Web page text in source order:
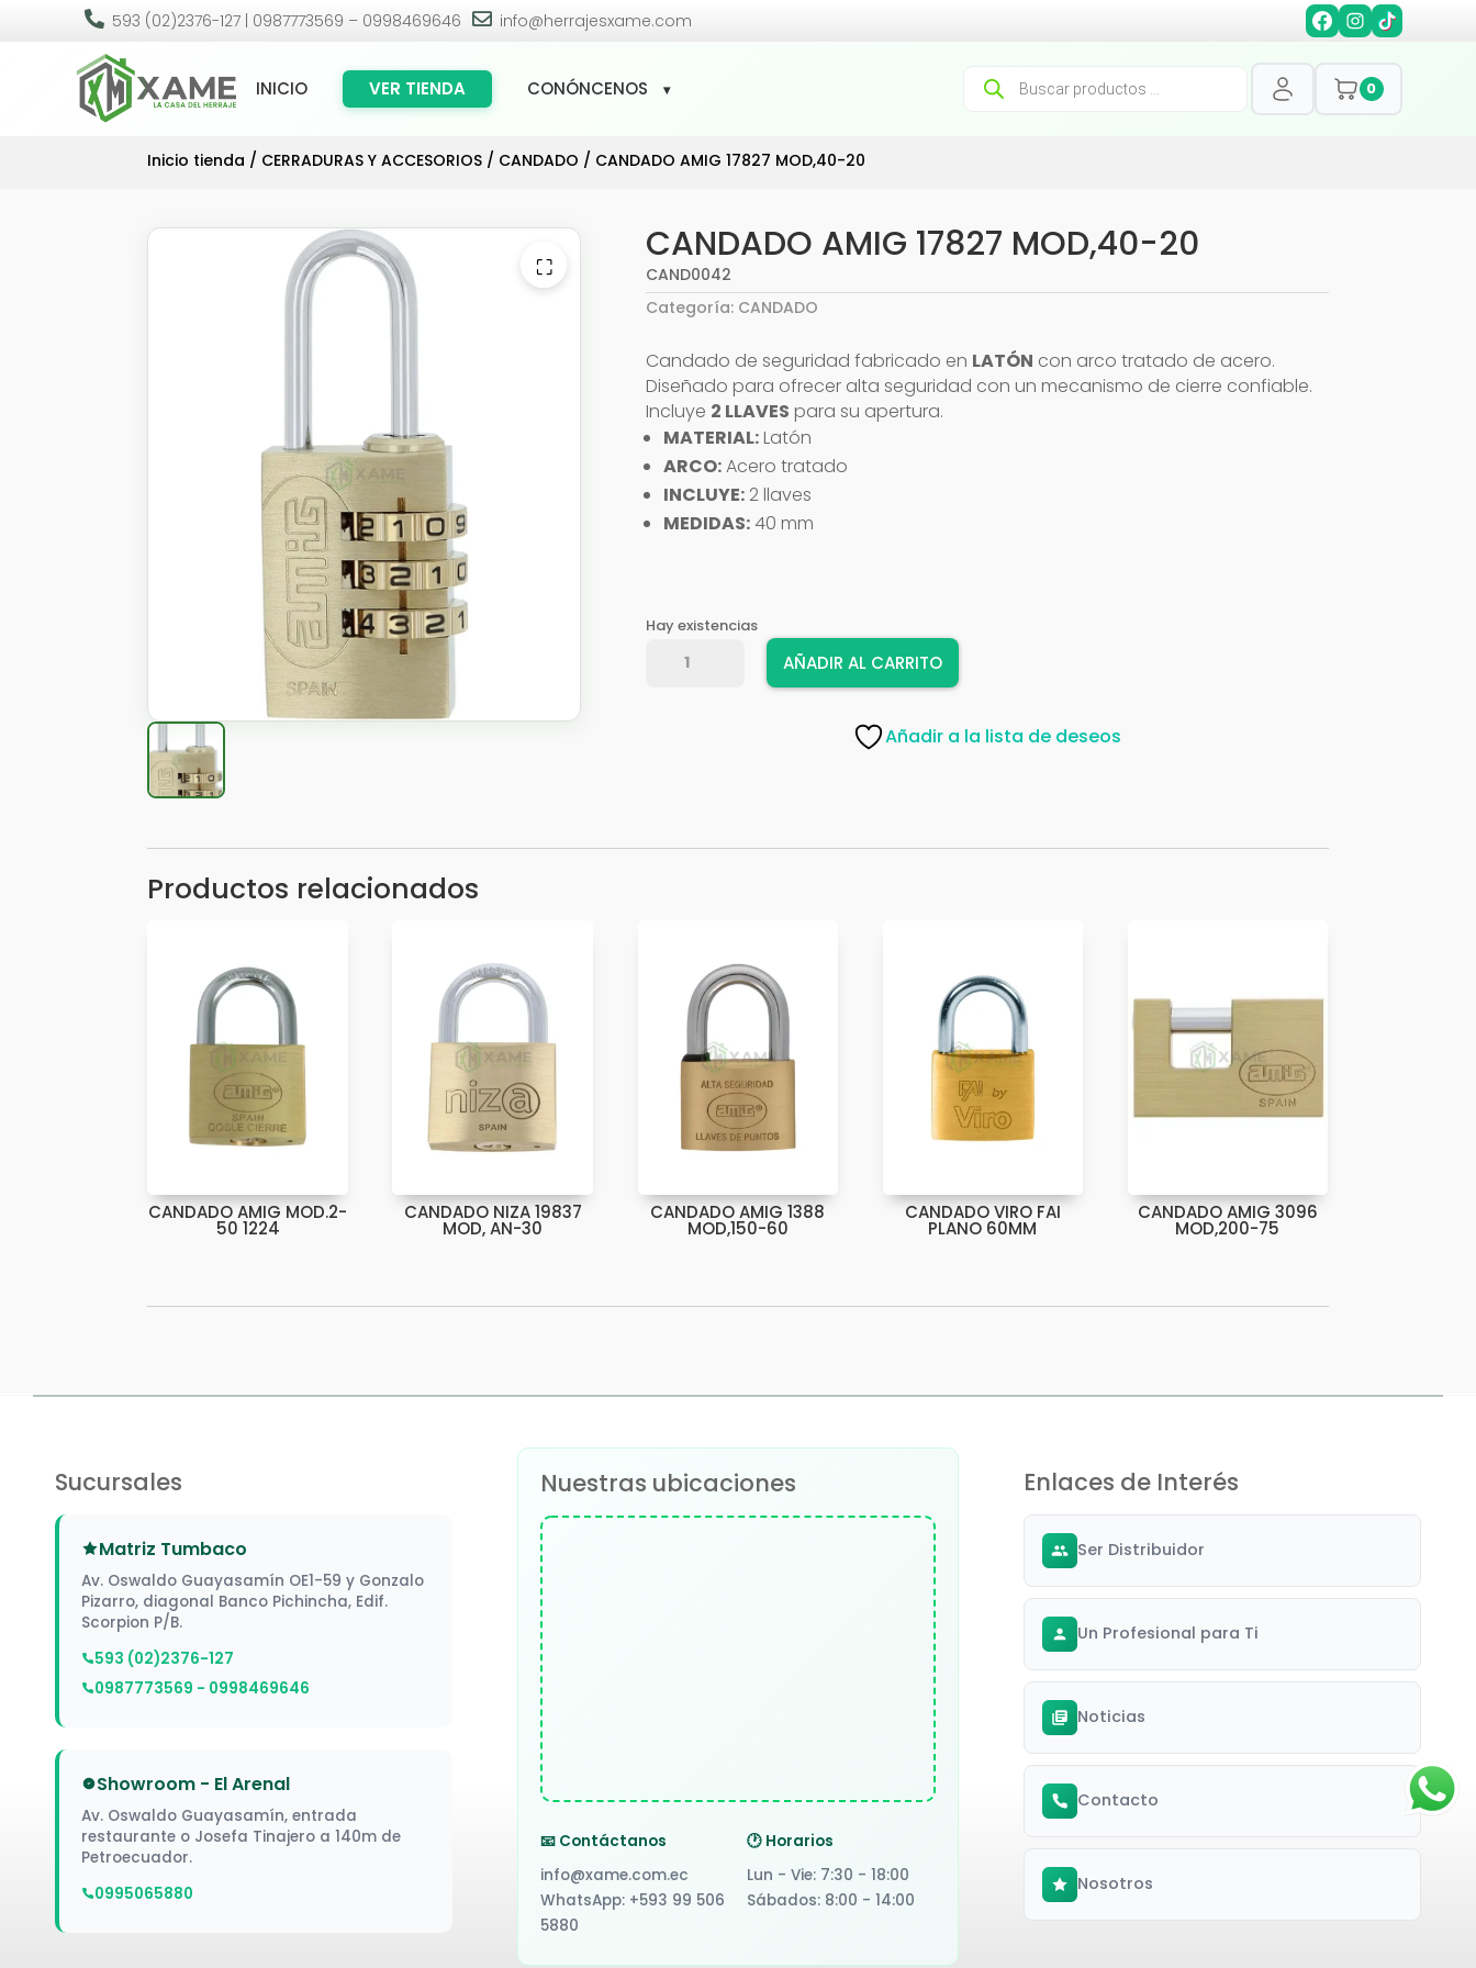
 593 (02)2376-127 | 0987773569 – 0998469646  info@herrajesxame.com
INICIO VER TIENDA CONÓNCENOS
Búsqueda
productos
0
Inicio tienda / CERRADURAS Y ACCESORIOS / CANDADO / CANDADO AMIG 17827 MOD,40-20
⛶ CANDADO AMIG 17827 MOD,40-20
CAND0042
Categoría: CANDADO
Candado de seguridad fabricado en LATÓN con arco tratado de acero.
Diseñado para ofrecer alta seguridad con un mecanismo de cierre confiable.
Incluye 2 LLAVES para su apertura.
MATERIAL: Latón
ARCO:Acero tratado
INCLUYE: 2 llaves
MEDIDAS: 40 mm
Hay existencias
AMIG
AÑADIR AL CARRITO
Añadir a la lista de deseos
Productos relacionados
CANDADO AMIG MOD.2-
50 1224
CANDADO NIZA 19837
MOD, AN-30
CANDADO AMIG 1388
MOD,150-60
CANDADO VIRO FAI
PLANO 60MM
CANDADO AMIG 3096
MOD,200-75
Sucursales
Matriz Tumbaco
Av. Oswaldo Guayasamín OE1-59 y Gonzalo
Pizarro, diagonal Banco Pichincha, Edif.
Scorpion P/B.
593 (02)2376-127
0987773569 - 0998469646
Showroom - El Arenal
Av. Oswaldo Guayasamín, entrada
restaurante o Josefa Tinajero a 140m de
Petroecuador.
0995065880
Nuestras ubicaciones
📧 Contáctanos
info@xame.com.ec
WhatsApp: +593 99 506
5880
🕐 Horarios
Lun - Vie: 7:30 - 18:00
Sábados: 8:00 - 14:00
Enlaces de Interés
Ser Distribuidor
Un Profesional para Ti
Noticias
Contacto
Nosotros